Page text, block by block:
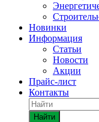
Новинки
Информация
Статьи
Новости
Акции
Прайс-лист
Контакты
Найти